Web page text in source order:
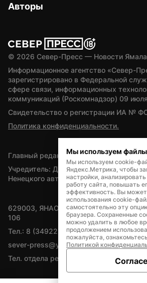
Авторы
© 2026 Север-Пресс — Новости
Информационное агентство «Север-
зарегистрировано в Федеральной
сфере связи, информационных
коммуникаций (Роскомнадзор) 09
Свидетельство о регистрации ИА №
Политика конфиденциальности.
Главный редактор — А.Л. Поздеев
Учредитель: Департамент внутренней
Ненецкого автономного округа
629003, ЯНАО, Салехард, мкр. Богдана
106
Тел.: 8 (34922) 71262
sever-press@yamal-media.ru
Тел. отдела рекламы: 8 (34922) 42728
Мы используем
Мы используем cookie-
Яндекс.Метрика, чтобы
настройки,
работу сайта, повышать
эффективность. Вы
использования cookie-
самостоятельно эту
браузера. Сохраненные
можно удалить в любое
продолжением
пожалуйста,
Политикой